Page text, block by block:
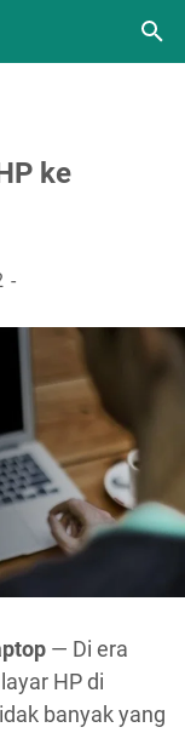
ke
— Di era
HP di
banyak yang